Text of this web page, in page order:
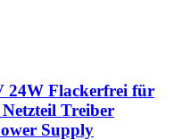
24W Flackerfrei für
Treiber
Supply